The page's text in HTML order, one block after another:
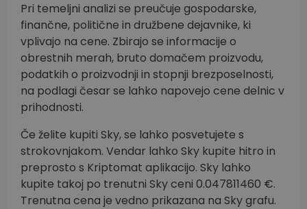
Pri temeljni analizi se preučuje gospodarske,
finančne, politične in družbene dejavnike, ki
vplivajo na cene. Zbirajo se informacije o
obrestnih merah, bruto domačem proizvodu,
podatkih o proizvodnji in stopnji brezposelnosti,
na podlagi česar se lahko napovejo cene delnic v
prihodnosti.
Če želite kupiti Sky, se lahko posvetujete s
strokovnjakom. Vendar lahko Sky kupite hitro in
preprosto s Kriptomat aplikacijo. Sky lahko
kupite takoj po trenutni Sky ceni 0.047811460 €.
Trenutna cena je vedno prikazana na Sky grafu.